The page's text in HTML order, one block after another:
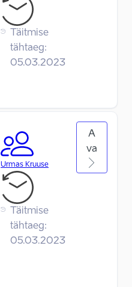
Täitmise
tähtaeg:
05.03.2023
Urmas Kruuse
Täitmise
tähtaeg:
05.03.2023
A
va